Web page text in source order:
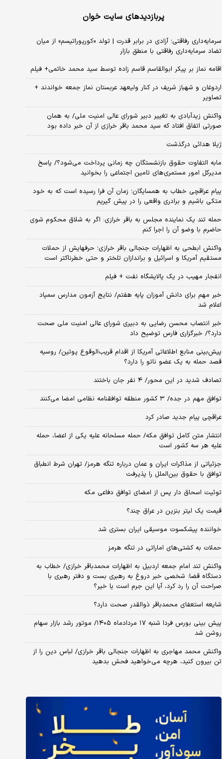
پربازدیدهای سایت خوان
سرمایه‌داری رفاقتی؛ آزادی در برابر قدرت | تولد «کورپوراتیسم» از میان
تضاد سرمایه‌داری رفاقتی با منطق بازار
اقامه نماز بر پیکر ابوالقاسم قاسم زاده توسط سید محمد خاتمی+ فیلم
اردوغان و شهباز شریف در کنار ولیعهد عربستان نماز جمعه خواندند +
تصاویر
واکنش زیدآبادی به تغییر دبیر شورای عالی امنیت ملی/ به همان
صورتی اتفاق افتاد که سید محمد باقر خرازی از آن خبر داده بود
ژیلا هدائی درگذشت
مابه التفاوت حقوق بازنشستگان چه زمانی پرداخت می‌شود؟/ پاسخ
مدیرکل امور مستمری‌های تامین اجتماعی را بخوانید
پیام عراقچی خطاب به همسایگان؛ زمان آن فرا رسیده است که به خود
متکی باشیم و برادری واقعی را در پیش گیریم
حمله تند یک نماینده مجلس به باقر خرازی: اگر به شلاق محکوم شوی
حاضرم با وضو آن را اجرا کنم
واکنش ابطحی به اظهارات جنجالی باقر خرازی؛ حرفهایش از حملات
مستقیم آمریکا و اسرائیل و براندازان تلختر و حتی خطرناکتر است
انفجار مهیب در یک پالایشگاه نفت + فیلم
خبر مهم برای دانش آموزان پایه هفتم/ نتایج آزمون مدارس سمپاد
اعلام شد
خبر انتصاب محسن رضایی به دبیری شورای عالی امنیت ملی صحت
دارد؟/ خبرگزاری فارس توضیح داد
پیش‌بینی منابع اطلاعاتی آمریکا از اقدام قریب‌الوقوع پوتین/ روسیه
قصد حمله به یک عضو ناتو را دارد؟
تصادف شدید در این محور/ ۴ نفر جان باختند
توافق مهم در جده/ ۳ کشور منطقه توافقنامه نظامی امضا می‌کنند
عراقچی پیام جدید صادر کرد
انتشار متن کامل توافق مکه/ حمله مسلحانه علیه یکی از اعضا، حمله
علیه هر سه کشور است
جزئیاتی از مذاکرات ایران و عمان درباره تنگه هرمز/ تهران شرط انطباق
توافق با حقوق بین‌الملل را پذیرفت
توئیت اسحاق دار پس از امضای توافق دفاعی مکه
قیمت یک لیتر بنزین در عراق چند؟
خواننده پیشکسوت موسیقی ایران بستری شد
حملات به کشتی‌های اماراتی در تنگه هرمز
واکنش تند امام جمعه اردبیل به اظهارات محمدباقر خرازی/ خطاب به
دستگاه قضا: شخصی خبر دروغ به رهبری بست و دفتر رهبری با
صراحت آن را رد کرد، آیا این جرم است یا خیر؟
شایعه استعفای محمدباقر ذوالقدر صحت دارد؟
پیش بینی بورس فردا شنبه ۱۷ مردادماه ۱۴۰۵/ موتور رشد بازار سهام
روشن شد
واکنش محمد مهاجری به اظهارات جنجالی باقر خرازی/ لباس دین را از
تن بیرون کنید، هرچه می‌خواهید فحش بدهید